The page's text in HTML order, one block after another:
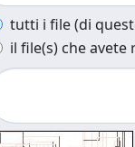
tutti i file (di
il file(s) che avete